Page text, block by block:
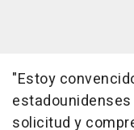
"Estoy
solicitud y